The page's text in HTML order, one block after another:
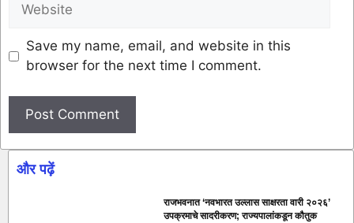
Save my name, email, and website in this
browser for the next time I comment.
और पढ़ें
राजभवनात ‘नवभारत उल्लास साक्षरता वारी २०२६’
उपक्रमाचे सादरीकरण; राज्यपालांकडून कौतुक